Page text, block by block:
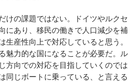
けの課題ではない。ドイツやルクセ
にあり、移民の働きで人口減少を補
生産性向上で対応していると思う。
魅力的な国になることが必要だ。ル
方向での対応を目指していくのでは
同じボートに乗っている、と言える